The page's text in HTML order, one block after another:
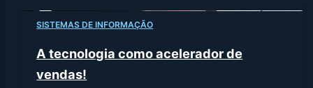
SISTEMAS DE INFORMAÇÃO
A tecnologia como acelerador de
vendas!